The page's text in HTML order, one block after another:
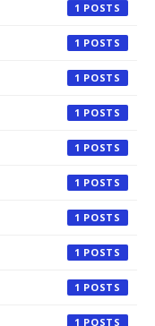
1
1
1
1
1
1
1
1
1
1